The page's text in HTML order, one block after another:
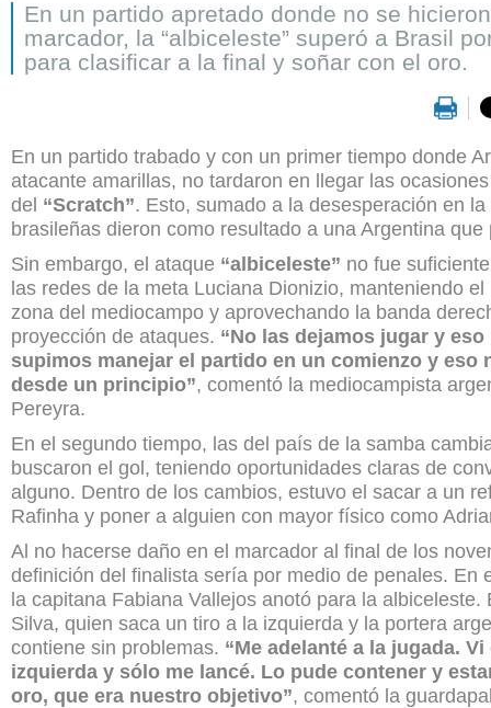
En un partido apretado donde no se
marcador, la “albiceleste” superó a Brasil
para clasificar a la final y soñar con el oro.
En un partido trabado y con un primer tiempo donde
atacante amarillas, no tardaron en llegar las
del “Scratch”. Esto, sumado a la desesperación en
brasileñas dieron como resultado a una Argentina
Sin embargo, el ataque “albiceleste” no fue
las redes de la meta Luciana Dionizio, manteniendo
zona del mediocampo y aprovechando la banda
proyección de ataques. “No las dejamos jugar y
supimos manejar el partido en un comienzo y eso
desde un principio”, comentó la mediocampista
Pereyra.
En el segundo tiempo, las del país de la samba
buscaron el gol, teniendo oportunidades claras de
alguno. Dentro de los cambios, estuvo el sacar a un
Rafinha y poner a alguien con mayor físico como
Al no hacerse daño en el marcador al final de los
definición del finalista sería por medio de penales. En
la capitana Fabiana Vallejos anotó para la albiceleste.
Silva, quien saca un tiro a la izquierda y la portera
contiene sin problemas. “Me adelanté a la jugada.
izquierda y sólo me lancé. Lo pude contener y
oro, que era nuestro objetivo”, comentó la